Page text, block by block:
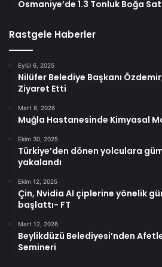
Osmaniye’de 1.3 Tonluk Boğa
Rastgele Haberler
Eylül 6, 2025
Nilüfer Belediye Başkanı
Ziyaret Etti
Mart 8, 2026
Muğla Hastanesinde Kimyasal
Ekim 30, 2025
Türkiye’den dönen yolculara
yakalandı
Ekim 12, 2025
Çin, Nvidia AI çiplerine yönelik
başlattı- FT
Mart 12, 2026
Beylikdüzü Belediyesi’nden
Semineri